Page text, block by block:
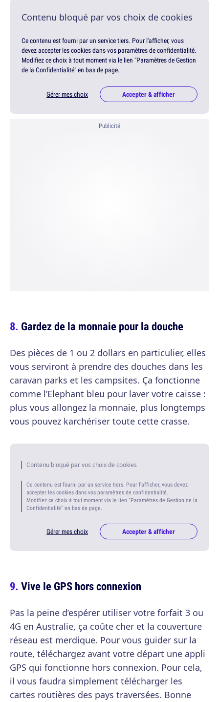
Contenu bloqué par vos choix de cookies
Ce contenu est fourni par un service tiers. Pour l'afficher, vous
devez accepter les cookies dans vos paramètres de confidentialité.
Modifiez ce choix à tout moment via le lien "Paramètres de Gestion
de la Confidentialité" en bas de page.
Gérer mes choix Accepter & afficher
Publicité
Gardez de la monnaie pour la douche
Des pièces de 1 ou 2 dollars en particulier, elles
vous serviront à prendre des douches dans les
caravan parks et les campsites. Ça fonctionne
comme l’Elephant bleu pour laver votre caisse :
plus vous allongez la monnaie, plus longtemps
vous pouvez karchériser toute cette crasse.
Contenu bloqué par vos choix de cookies
Ce contenu est fourni par un service tiers. Pour l'afficher, vous devez
accepter les cookies dans vos paramètres de confidentialité.
Modifiez ce choix à tout moment via le lien "Paramètres de Gestion de la
Confidentialité" en bas de page.
Gérer mes choix Accepter & afficher
Vive le GPS hors connexion
Pas la peine d’espérer utiliser votre forfait 3 ou
4G en Australie, ça coûte cher et la couverture
réseau est merdique. Pour vous guider sur la
route, téléchargez avant votre départ une appli
GPS qui fonctionne hors connexion. Pour cela,
il vous faudra simplement télécharger les
cartes routières des pays traversées. Bonne